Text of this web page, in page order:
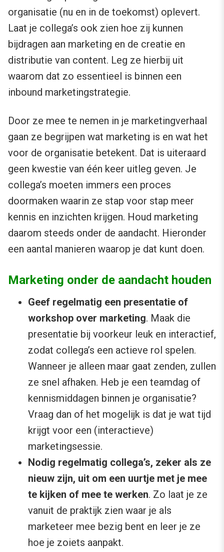
organisatie (nu en in de toekomst) oplevert.
Laat je collega’s ook zien hoe zij kunnen
bijdragen aan marketing en de creatie en
distributie van content. Leg ze hierbij uit
waarom dat zo essentieel is binnen een
inbound marketingstrategie.
Door ze mee te nemen in je marketingverhaal
gaan ze begrijpen wat marketing is en wat het
voor de organisatie betekent. Dat is uiteraard
geen kwestie van één keer uitleg geven. Je
collega’s moeten immers een proces
doormaken waarin ze stap voor stap meer
kennis en inzichten krijgen. Houd marketing
daarom steeds onder de aandacht. Hieronder
een aantal manieren waarop je dat kunt doen.
Marketing onder de aandacht houden
Geef regelmatig een presentatie of
workshop over marketing. Maak die
presentatie bij voorkeur leuk en interactief,
zodat collega’s een actieve rol spelen.
Wanneer je alleen maar gaat zenden, zullen
ze snel afhaken. Heb je een teamdag of
kennismiddagen binnen je organisatie?
Vraag dan of het mogelijk is dat je wat tijd
krijgt voor een (interactieve)
marketingsessie.
Nodig regelmatig collega’s, zeker als ze
nieuw zijn, uit om een uurtje met je mee
te kijken of mee te werken. Zo laat je ze
vanuit de praktijk zien waar je als
marketeer mee bezig bent en leer je ze
hoe je zoiets aanpakt.